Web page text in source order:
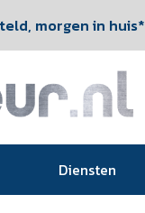
morgen in huis*
Diensten